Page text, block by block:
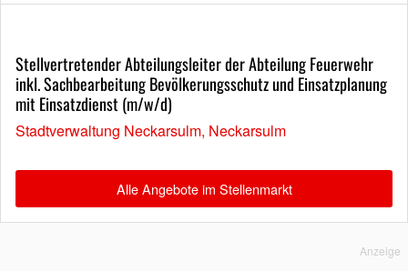
Stellvertretender Abteilungsleiter der Abteilung Feuerwehr
inkl. Sachbearbeitung Bevölkerungsschutz und Einsatzplanung
mit Einsatzdienst (m/w/d)
Stadtverwaltung Neckarsulm, Neckarsulm
Alle Angebote im Stellenmarkt
Anzeige